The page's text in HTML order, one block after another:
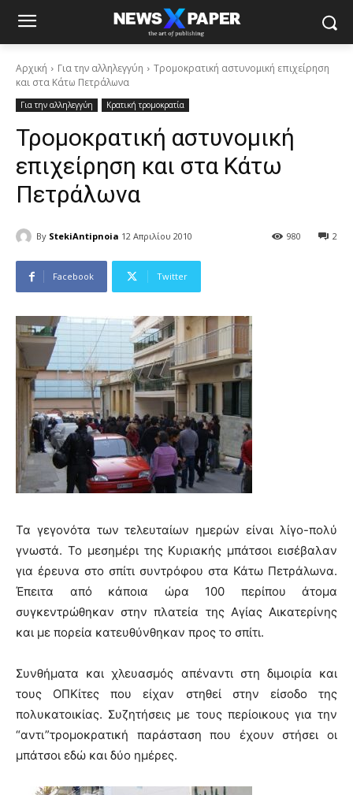
Αρχική Για την αλληλεγγύη
Τρομοκρατική αστυνομική επιχείρηση
και στα Κάτω Πετράλωνα
Για την αλληλεγγύη Κρατική τρομοκρατία
Τρομοκρατική αστυνομική
επιχείρηση και στα Κάτω
Πετράλωνα
By StekiAntipnoia 12 Απριλίου 2010 2
980
Facebook Twitter
Τα γεγονότα των τελευταίων ημερών είναι λίγο-πολύ
γνωστά. Το μεσημέρι της Κυριακής μπάτσοι εισέβαλαν
για έρευνα στο σπίτι συντρόφου στα Κάτω Πετράλωνα.
Έπειτα από κάποια ώρα 100 περίπου άτομα
συγκεντρώθηκαν στην πλατεία της Αγίας Αικατερίνης
και με πορεία κατευθύνθηκαν προς το σπίτι.
Συνθήματα και χλευασμός απέναντι στη διμοιρία και
τους ΟΠΚίτες που είχαν στηθεί στην είσοδο της
πολυκατοικίας. Συζητήσεις με τους περίοικους για την
“αντι”τρομοκρατική παράσταση που έχουν στήσει οι
μπάτσοι εδώ και δύο ημέρες.